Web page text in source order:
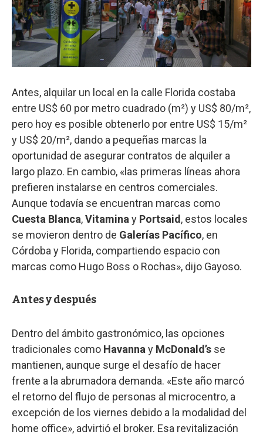
Antes, alquilar un local en la calle Florida costaba
entre US$ 60 por metro cuadrado (m²) y US$ 80/m²,
pero hoy es posible obtenerlo por entre US$ 15/m²
y US$ 20/m², dando a pequeñas marcas la
oportunidad de asegurar contratos de alquiler a
largo plazo. En cambio, «las primeras líneas ahora
prefieren instalarse en centros comerciales.
Aunque todavía se encuentran marcas como
Cuesta Blanca,Vitamina y Portsaid, estos locales
se movieron dentro de Galerías Pacífico, en
Córdoba y Florida, compartiendo espacio con
marcas como Hugo Boss o Rochas», dijo Gayoso.
Antes y después
Dentro del ámbito gastronómico, las opciones
tradicionales como Havanna y McDonald’s se
mantienen, aunque surge el desafío de hacer
frente a la abrumadora demanda. «Este año marcó
el retorno del flujo de personas al microcentro, a
excepción de los viernes debido a la modalidad del
home office», advirtió el broker. Esa revitalización